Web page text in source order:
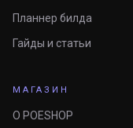
Планнер билда
Гайды и статьи
МАГАЗИН
О POESHOP